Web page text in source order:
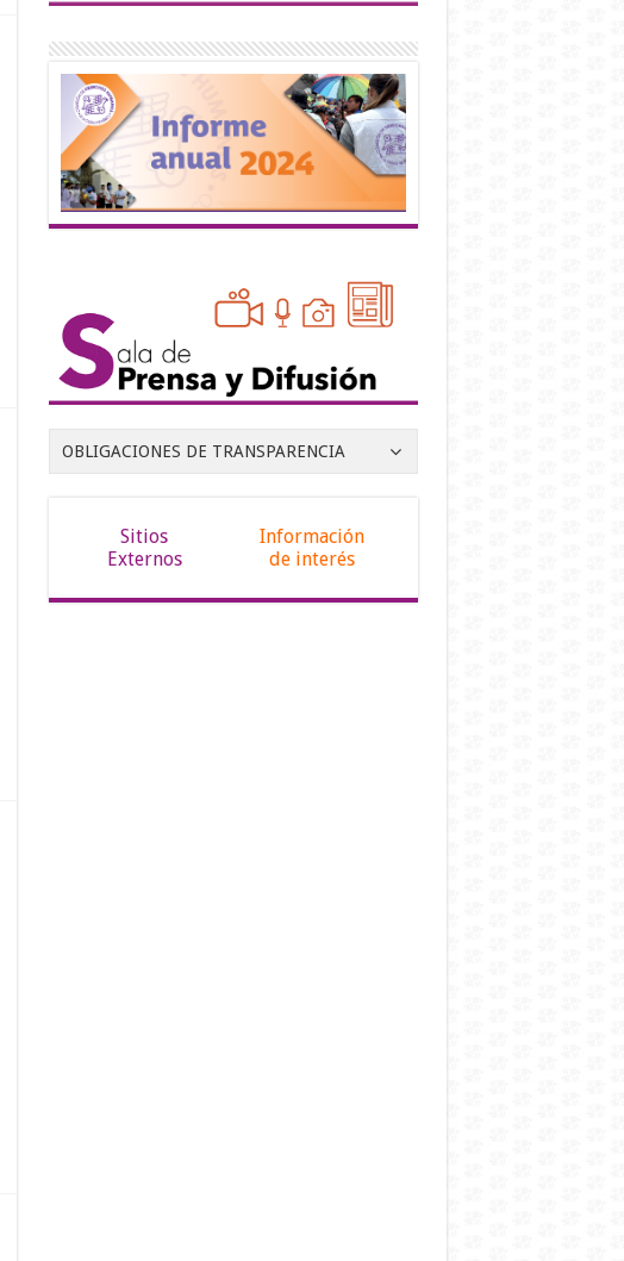
OBLIGACIONES DE TRANSPARENCIA
Sitios
Externos
Información
de interés